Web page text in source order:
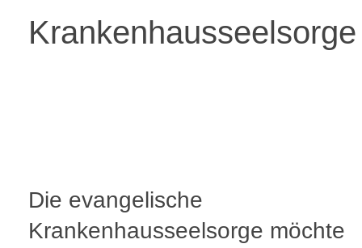
Krankenhausseelsorge
Die evangelische
Krankenhausseelsorge möchte